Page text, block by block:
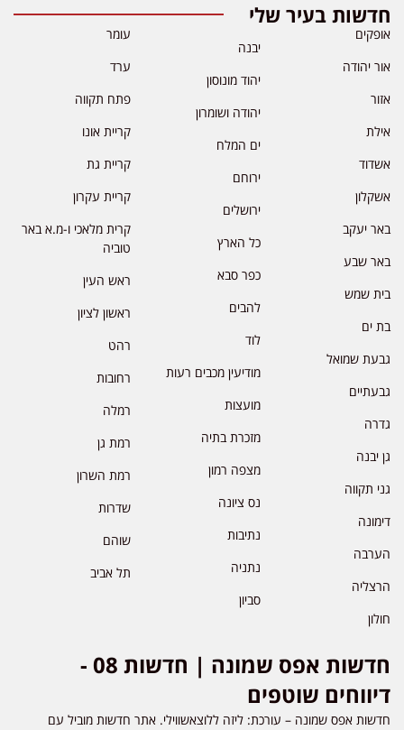
חדשות בעיר שלי
אופקים
אור יהודה
אזור
אילת
אשדוד
אשקלון
באר יעקב
באר שבע
בית שמש
בת ים
גבעת שמואל
גבעתיים
גדרה
גן יבנה
גני תקווה
דימונה
הערבה
הרצליה
חולון
יבנה
יהוד מונוסון
יהודה ושומרון
ים המלח
ירוחם
ירושלים
כל הארץ
כפר סבא
להבים
לוד
מודיעין מכבים רעות
מועצות
מזכרת בתיה
מצפה רמון
נס ציונה
נתיבות
נתניה
סביון
עומר
ערד
פתח תקווה
קריית אונו
קריית גת
קריית עקרון
קרית מלאכי ו-מ.א באר
טוביה
ראש העין
ראשון לציון
רהט
רחובות
רמלה
רמת גן
רמת השרון
שדרות
שוהם
תל אביב
חדשות אפס שמונה | חדשות 08 -
דיווחים שוטפים
חדשות אפס שמונה – עורכת: ליזה ללוצאשווילי. אתר חדשות מוביל עם